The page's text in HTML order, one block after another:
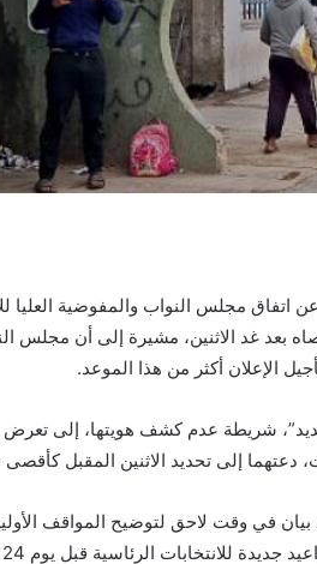
مجلس النواب والمفوضية العليا
2021م، في موعد أقصاه بعد غد الاثنين، مشيرة
الإعلان أكثر من هذا الموعد.
شريطة عدم كشف هويتها، إلى تعرض
إلى تحديد الاثنين المقبل كأقصى
في وقت لاحق لتوضيح المواقف